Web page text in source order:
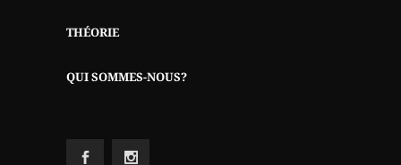
THÉORIE
QUI SOMMES-NOUS?